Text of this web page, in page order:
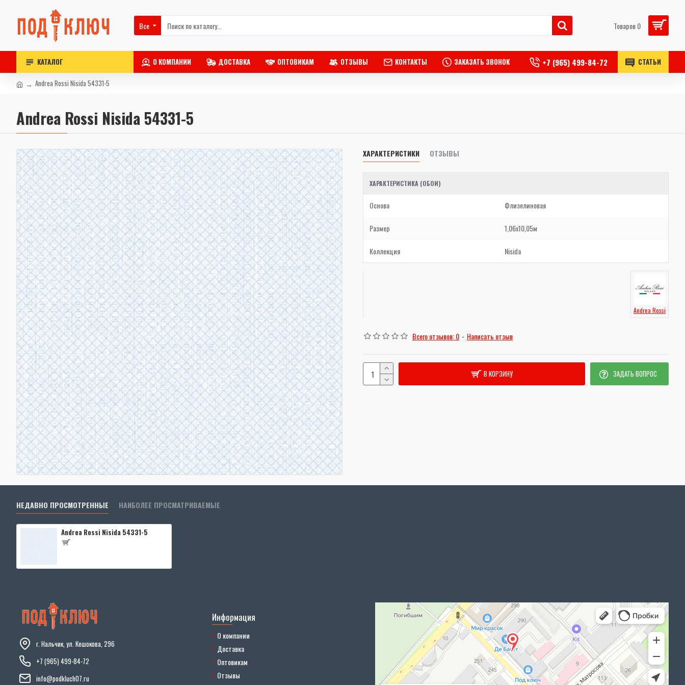
Все Товаров 0
КАТАЛОГ О КОМПАНИИ ДОСТАВКА ОПТОВИКАМ ОТЗЫВЫ КОНТАКТЫ ЗАКАЗАТЬ ЗВОНОК +7 (965) 499-84-72 СТАТЬИ
Andrea Rossi Nisida 54331-5
Andrea Rossi Nisida 54331-5
ХАРАКТЕРИСТИКИ ОТЗЫВЫ
ХАРАКТЕРИСТИКА (ОБОИ)
Основа Флизелиновая
Размер 1,06x10,05м
Коллекция Nisida
Andrea Rossi
Всего отзывов: 0 - Написать отзыв
В КОРЗИНУ ЗАДАТЬ ВОПРОС
НЕДАВНО ПРОСМОТРЕННЫЕ НАИБОЛЕЕ ПРОСМАТРИВАЕМЫЕ
Andrea Rossi Nisida 54331-5
г. Нальчик, ул. Кешокова, 296
+7 (965) 499-84-72
info@podkluch07.ru
Информация
О компании
Доставка
Оптовикам
Отзывы